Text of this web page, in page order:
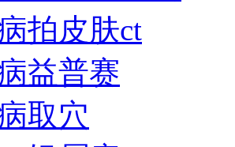
拍皮肤ct
益普赛
取穴